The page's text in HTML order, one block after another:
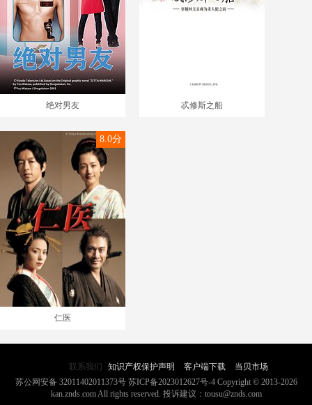
绝对男友 忒修斯之船
仁医
8.0分
联系我们 知识产权保护声明 客户端下载
当贝市场
苏公网安备 32011402011373号 苏ICP备2023012627号-4Copyright © 2013-2026
kan.znds.com All rights reserved. 投诉建议：tousu@znds.com